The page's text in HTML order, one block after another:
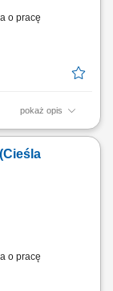
o pracę
pokaż opis
- praca
o pracę